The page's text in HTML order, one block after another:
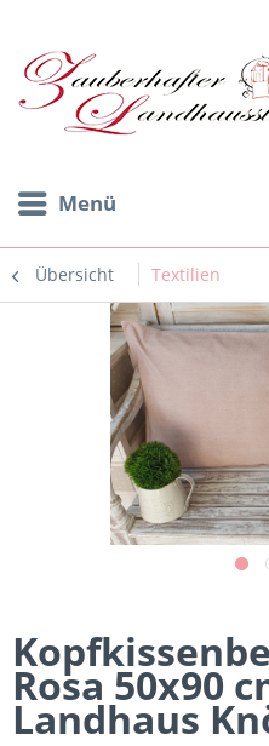
Menü
Übersicht Textilien
Rosa 50x90
Landhaus